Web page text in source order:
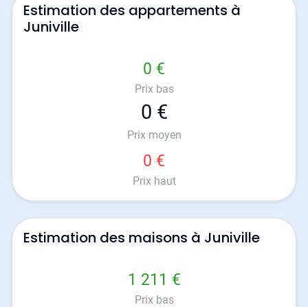
Estimation des appartements à
Juniville
0 €
Prix bas
0 €
Prix moyen
0 €
Prix haut
Estimation des maisons à Juniville
1 211 €
Prix bas